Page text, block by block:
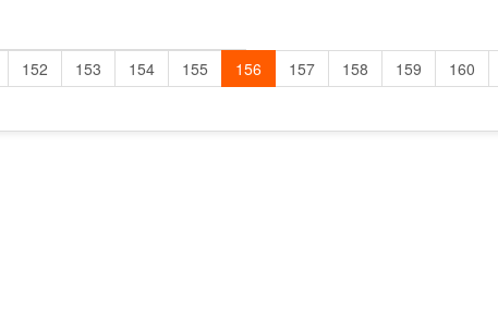
152 153 154 155 156 157 158 159 160